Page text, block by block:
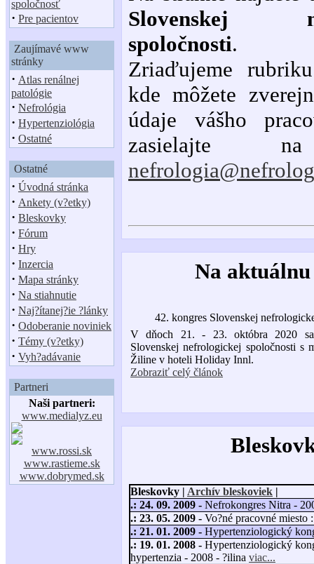
spoločnosť
· Pre pacientov
Zaujímavé www
stránky
· Atlas renálnej
patológie
· Nefrológia
· Hypertenziológia
· Ostatné
Ostatné
· Úvodná stránka
· Ankety (v?etky)
· Bleskovky
· Fórum
· Hry
· Inzercia
· Mapa stránky
· Na stiahnutie
· Naj?ítanej?ie ?lánky
· Odoberanie noviniek
· Témy (v?etky)
· Vyh?adávanie
Partneri
Naši partneri:
www.medialyz.eu
www.rossi.sk
www.rastieme.sk
www.dobrymed.sk
Slovenskej
spoločnosti.
Zriaďujeme
kde môžete
údaje vášho
zasielajte
Na
42. kongres Slovenskej
V dňoch 21. - 23. októbra 2020 sa
Slovenskej nefrologickej spoločnosti s
Žiline v hoteli Holiday Innl.
Zobraziť celý článok
Bleskovky | Archív bleskoviek |
.: 24. 09. 2009 - Nefrokongres Nitra -
.: 23. 05. 2009 - Vo?né pracovné miesto
.: 21. 01. 2009 - Hypertenziologický
.: 19. 01. 2008 - Hypertenziologický
hypertenzia - 2008 - ?ilina viac...